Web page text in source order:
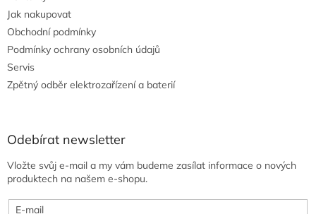
Jak nakupovat
Obchodní podmínky
Podmínky ochrany osobních údajů
Servis
Zpětný odběr elektrozařízení a baterií
Odebírat newsletter
Vložte svůj e-mail a my vám budeme zasílat informace o nových
produktech na našem e-shopu.
E-mail